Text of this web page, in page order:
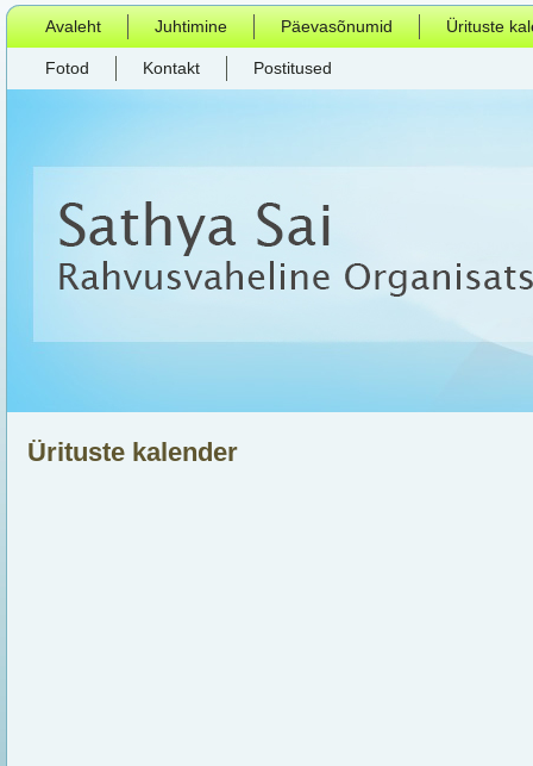
Avaleht Juhtimine Päevasõnumid Ürituste
Fotod Kontakt Postitused
Ürituste kalender